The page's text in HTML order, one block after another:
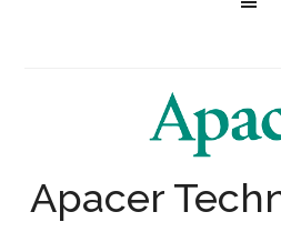
Apacer